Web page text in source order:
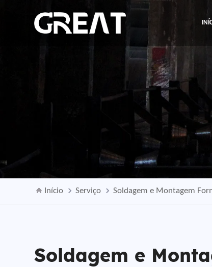
Início Serviço Soldagem e Montagem
Soldagem e